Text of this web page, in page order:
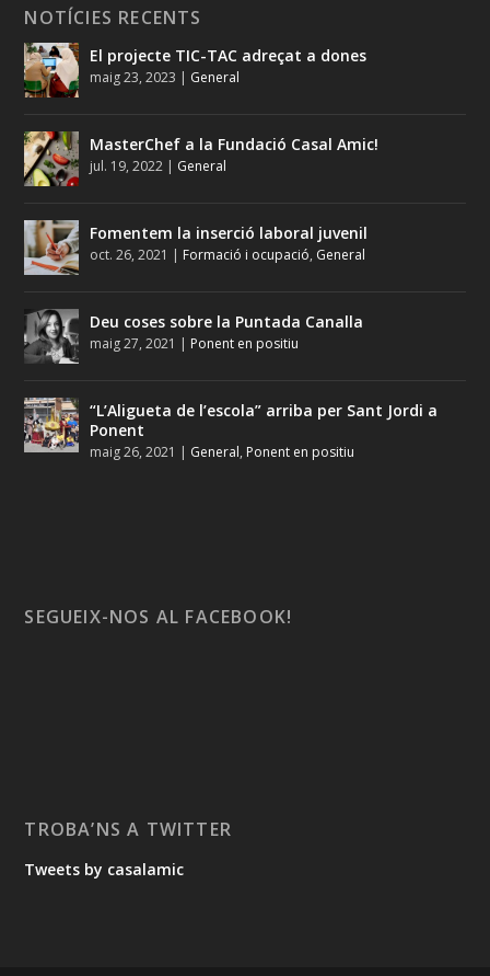
NOTÍCIES RECENTS
El projecte TIC-TAC adreçat a dones
maig 23, 2023 | General
MasterChef a la Fundació Casal Amic!
jul. 19, 2022 | General
Fomentem la inserció laboral juvenil
oct. 26, 2021 | Formació i ocupació, General
Deu coses sobre la Puntada Canalla
maig 27, 2021 | Ponent en positiu
“L’Aligueta de l’escola” arriba per Sant Jordi a
Ponent
maig 26, 2021 | General, Ponent en positiu
SEGUEIX-NOS AL FACEBOOK!
TROBA’NS A TWITTER
Tweets by casalamic